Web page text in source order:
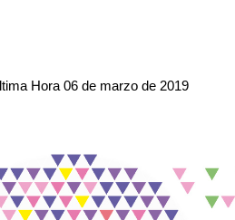
Hora 06 de marzo de 2019